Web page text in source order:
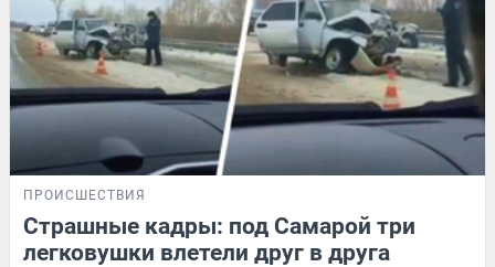
ПРОИСШЕСТВИЯ
Страшные кадры: под Самарой три
легковушки влетели друг в друга